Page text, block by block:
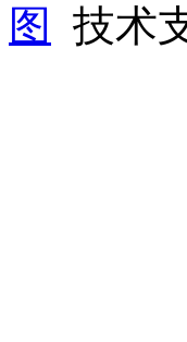
图
技术